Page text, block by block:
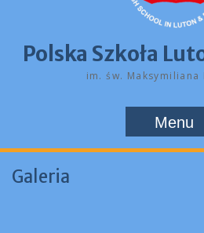
Polska Szkoła
im. św. Maksymiliana
Menu
Galeria